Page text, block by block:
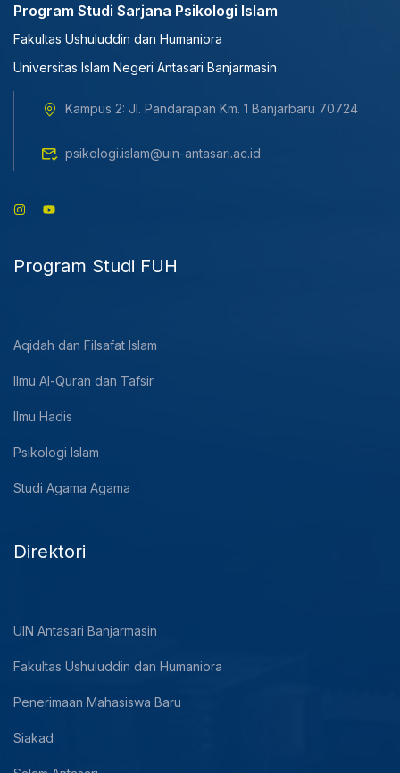
Program Studi Sarjana Psikologi Islam
Fakultas Ushuluddin dan Humaniora
Universitas Islam Negeri Antasari Banjarmasin
Kampus 2: Jl. Pandarapan Km. 1 Banjarbaru 70724
psikologi.islam@uin-antasari.ac.id
Program Studi FUH
Aqidah dan Filsafat Islam
Ilmu Al-Quran dan Tafsir
Ilmu Hadis
Psikologi Islam
Studi Agama Agama
Direktori
UIN Antasari Banjarmasin
Fakultas Ushuluddin dan Humaniora
Penerimaan Mahasiswa Baru
Siakad